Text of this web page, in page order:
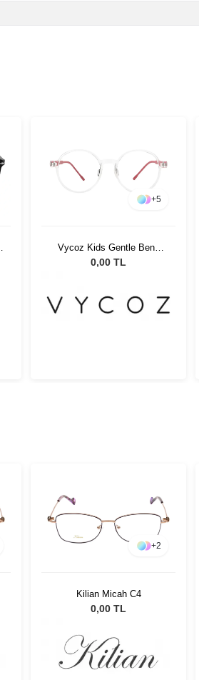
+5
Vycoz Kids Gentle Benn
CRT 46-17 135
0,00 TL
+2
Kilian Micah C4
0,00 TL